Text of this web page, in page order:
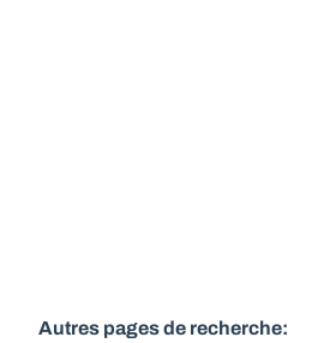
Autres pages de recherche: